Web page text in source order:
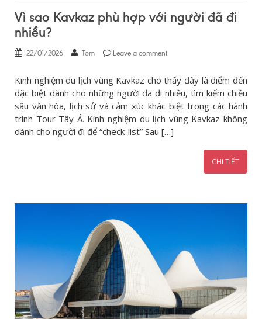
Vì sao Kavkaz phù hợp với người đã đi
nhiều?
22/01/2026 Tom Leave a comment
Kinh nghiệm du lịch vùng Kavkaz cho thấy đây là điểm đến
đặc biệt dành cho những người đã đi nhiều, tìm kiếm chiều
sâu văn hóa, lịch sử và cảm xúc khác biệt trong các hành
trình Tour Tây Á. Kinh nghiệm du lịch vùng Kavkaz không
dành cho người đi để “check-list” Sau […]
CHI TIẾT